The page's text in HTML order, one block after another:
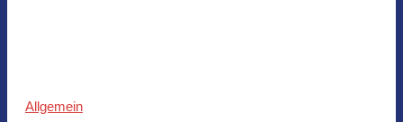
Allgemein